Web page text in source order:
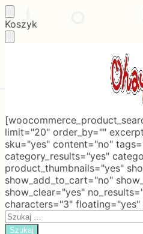
Skip
to
Skip
to
Koszyk
limit="20" order_by=""
sku="yes" content="no"
category_results="yes"
product_thumbnails="yes"
show_add_to_cart="no"
show_clear="yes"
characters="3"
Search
for: